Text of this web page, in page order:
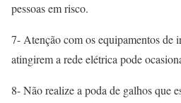
pessoas em risco.
7- Atenção com os equipamentos de
atingirem a rede elétrica pode
8- Não realize a poda de galhos que